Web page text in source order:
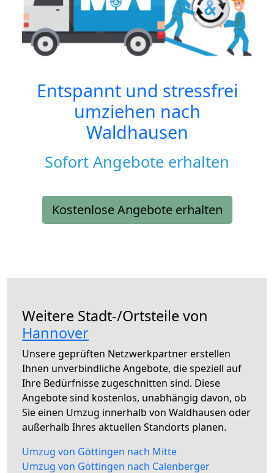
Entspannt und stressfrei
umziehen nach
Waldhausen
Sofort Angebote erhalten
Kostenlose Angebote erhalten
Weitere Stadt-/Ortsteile von
Hannover
Unsere geprüften Netzwerkpartner erstellen
Ihnen unverbindliche Angebote, die speziell auf
Ihre Bedürfnisse zugeschnitten sind. Diese
Angebote sind kostenlos, unabhängig davon, ob
Sie einen Umzug innerhalb von Waldhausen oder
außerhalb Ihres aktuellen Standorts planen.
Umzug von Göttingen nach Mitte
Umzug von Göttingen nach Calenberger